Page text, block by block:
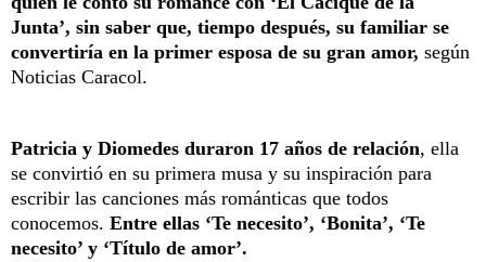
Junta’, sin saber que, tiempo después, su familiar se
convertiría en la primer esposa de su gran amor, según
Noticias Caracol.
Patricia y Diomedes duraron 17 años de relación, ella
se convirtió en su primera musa y su inspiración para
escribir las canciones más románticas que todos
conocemos. Entre ellas ‘Te necesito’, ‘Bonita’, ‘Te
necesito’ y ‘Título de amor’.